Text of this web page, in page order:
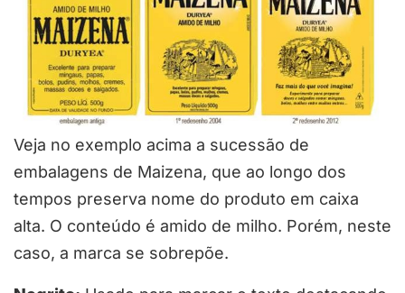
Veja no exemplo acima a sucessão de
embalagens de Maizena, que ao longo dos
tempos preserva nome do produto em caixa
alta. O conteúdo é amido de milho. Porém, neste
caso, a marca se sobrepõe.